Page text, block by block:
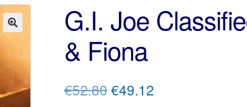
G.I. Joe
& Fiona
€52.80El
€49.12El